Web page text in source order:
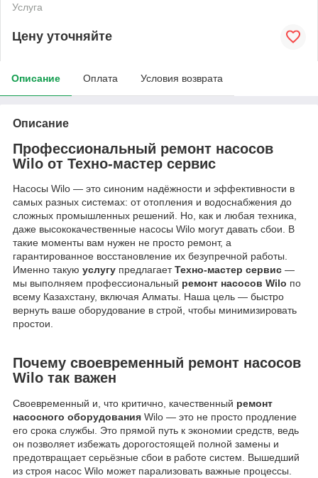
Услуга
Цену уточняйте
Описание Оплата Условия возврата
Описание
Профессиональный ремонт насосов
Wilo от Техно-мастер сервис
Насосы Wilo — это синоним надёжности и эффективности в
самых разных системах: от отопления и водоснабжения до
сложных промышленных решений. Но, как и любая техника,
даже высококачественные насосы Wilo могут давать сбои. В
такие моменты вам нужен не просто ремонт, а
гарантированное восстановление их безупречной работы.
Именно такую услугу предлагаетТехно-мастер сервис —
мы выполняем профессиональный ремонт насосов Wilo по
всему Казахстану, включая Алматы. Наша цель — быстро
вернуть ваше оборудование в строй, чтобы минимизировать
простои.
Почему своевременный ремонт насосов
Wilo так важен
Своевременный и, что критично, качественный ремонт
насосного оборудования Wilo — это не просто продление
его срока службы. Это прямой путь к экономии средств, ведь
он позволяет избежать дорогостоящей полной замены и
предотвращает серьёзные сбои в работе систем. Вышедший
из строя насос Wilo может парализовать важные процессы.